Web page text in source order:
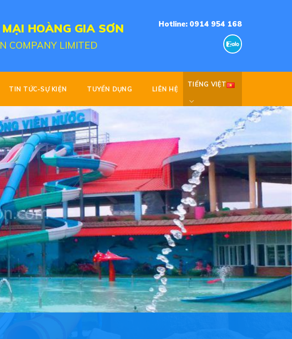
HOÀNG GIA SƠN
COMPANY LIMITED
Hotline: 0914 954 168
TIN TỨC-SỰ KIỆN TUYỂN DỤNG LIÊN HỆ
TIẾNG VIỆT